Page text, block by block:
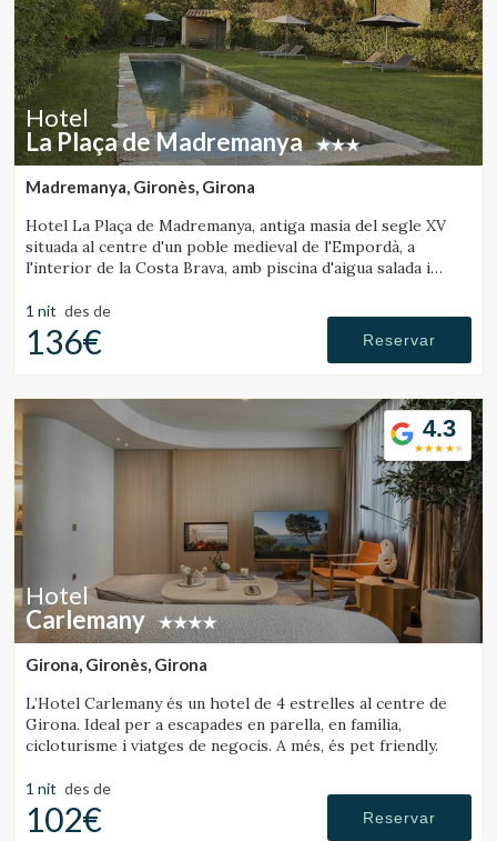
Gestionar la meva reserva
Verificar localitzador
Hotel
La Plaça de Madremanya
Madremanya, Gironès, Girona
Hotel La Plaça de Madremanya, antiga masia del segle XV
situada al centre d'un poble medieval de l'Empordà, a
l'interior de la Costa Brava, amb piscina d'aigua salada i
1 nit des de
136€ Reservar
4.3
Hotel
Carlemany
Girona, Gironès, Girona
L’Hotel Carlemany és un hotel de 4 estrelles al centre de
Girona. Ideal per a escapades en parella, en família,
cicloturisme i viatges de negocis. A més, és pet friendly.
1 nit des de
102€ Reservar